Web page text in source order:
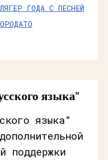
ГОДА С ПЕСНЕЙ
языка"
языка"
поддержки